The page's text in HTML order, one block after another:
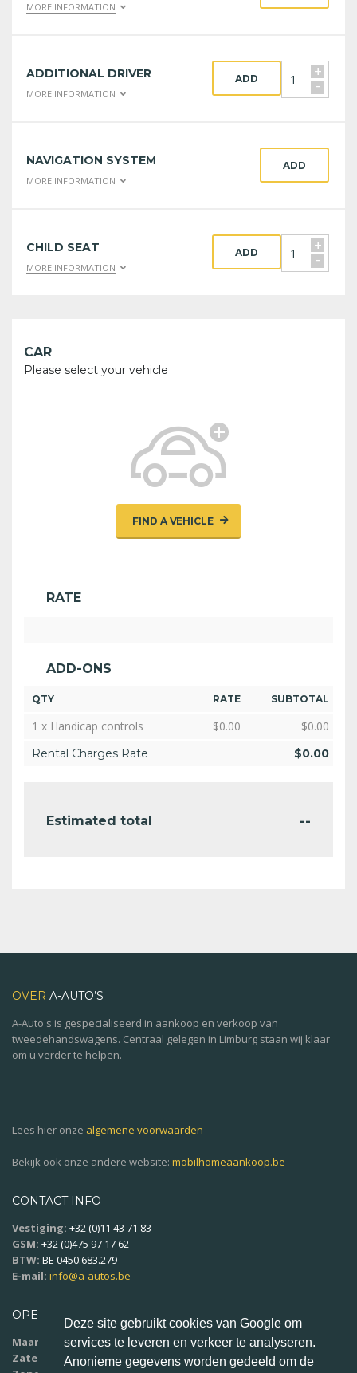
MORE INFORMATION
ADDITIONAL DRIVER
MORE INFORMATION
+
-
ADD
NAVIGATION SYSTEM
MORE INFORMATION
ADD
CHILD SEAT
MORE INFORMATION
+
-
ADD
CAR
Please select your vehicle
FIND A VEHICLE
RATE
-- -- --
ADD-ONS
QTY RATE SUBTOTAL
1 x Handicap controls $0.00 $0.00
Rental Charges Rate $0.00
Estimated total --
OVER A-AUTO’S
A-Auto's is gespecialiseerd in aankoop en verkoop van
tweedehandswagens. Centraal gelegen in Limburg staan wij klaar
om u verder te helpen.
Lees hier onze algemene voorwaarden
Bekijk ook onze andere website: mobilhomeaankoop.be
CONTACT INFO
Vestiging: +32 (0)11 43 71 83
GSM: +32 (0)475 97 17 62
BTW: BE 0450.683.279
E-mail: info@a-autos.be
OPENINGSUREN
Maandag - vrijdag: 9u00 - 18u00
Zaterdag:10u00 - 16u00
Deze site gebruikt cookies van Google om
services te leveren en verkeer te analyseren.
Anonieme gegevens worden gedeeld om de